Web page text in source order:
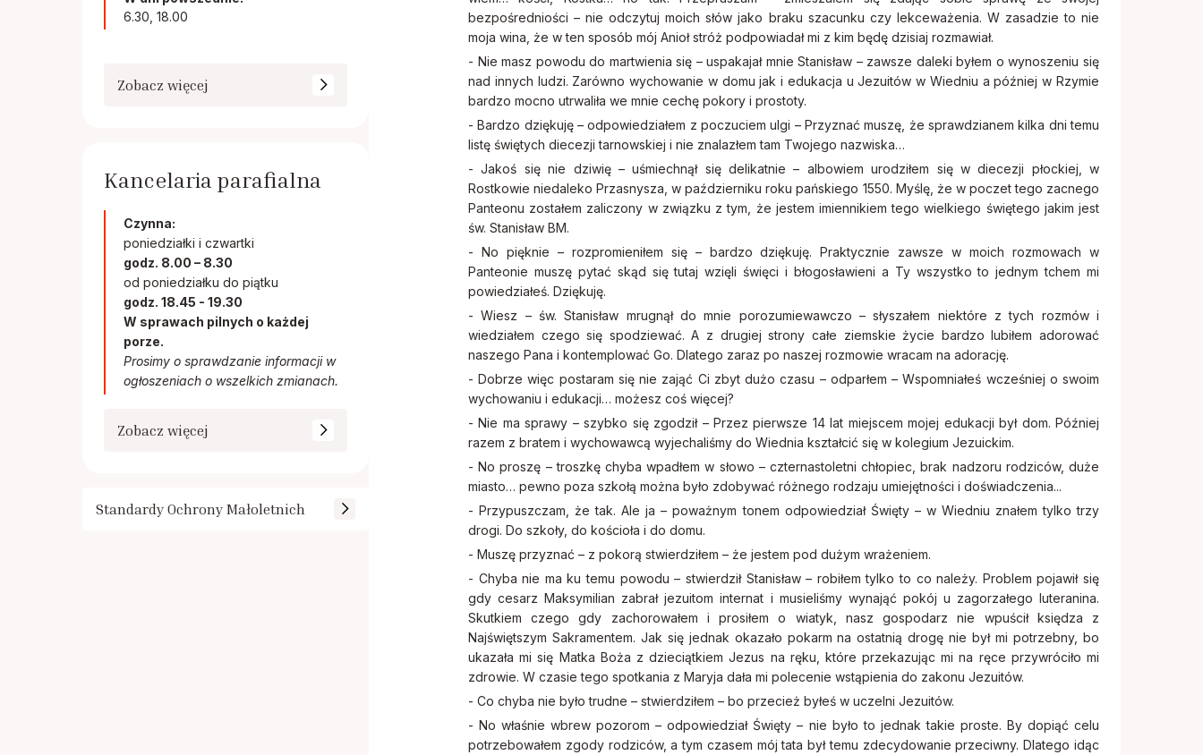
6.30, 18.00
Zobacz więcej
Kancelaria parafialna
Czynna:
poniedziałki i czwartki
godz. 8.00 – 8.30
od poniedziałku do piątku
godz. 18.45 - 19.30
W sprawach pilnych o każdej
porze.
Prosimy o sprawdzanie informacji w
ogłoszeniach o wszelkich zmianach.
Zobacz więcej
Standardy Ochrony Małoletnich
bezpośredniości – nie odczytuj moich słów jako braku szacunku czy lekceważenia. W zasadzie to nie
moja wina, że w ten sposób mój Anioł stróż podpowiadał mi z kim będę dzisiaj rozmawiał.
- Nie masz powodu do martwienia się – uspakajał mnie Stanisław – zawsze daleki byłem o wynoszeniu się
nad innych ludzi. Zarówno wychowanie w domu jak i edukacja u Jezuitów w Wiedniu a później w Rzymie
bardzo mocno utrwaliła we mnie cechę pokory i prostoty.
- Bardzo dziękuję – odpowiedziałem z poczuciem ulgi – Przyznać muszę, że sprawdzianem kilka dni temu
listę świętych diecezji tarnowskiej i nie znalazłem tam Twojego nazwiska…
- Jakoś się nie dziwię – uśmiechnął się delikatnie – albowiem urodziłem się w diecezji płockiej, w
Rostkowie niedaleko Przasnysza, w październiku roku pańskiego 1550. Myślę, że w poczet tego zacnego
Panteonu zostałem zaliczony w związku z tym, że jestem imiennikiem tego wielkiego świętego jakim jest
św. Stanisław BM.
- No pięknie – rozpromieniłem się – bardzo dziękuję. Praktycznie zawsze w moich rozmowach w
Panteonie muszę pytać skąd się tutaj wzięli święci i błogosławieni a Ty wszystko to jednym tchem mi
powiedziałeś. Dziękuję.
- Wiesz – św. Stanisław mrugnął do mnie porozumiewawczo – słyszałem niektóre z tych rozmów i
wiedziałem czego się spodziewać. A z drugiej strony całe ziemskie życie bardzo lubiłem adorować
naszego Pana i kontemplować Go. Dlatego zaraz po naszej rozmowie wracam na adorację.
- Dobrze więc postaram się nie zająć Ci zbyt dużo czasu – odparłem – Wspomniałeś wcześniej o swoim
wychowaniu i edukacji… możesz coś więcej?
- Nie ma sprawy – szybko się zgodził – Przez pierwsze 14 lat miejscem mojej edukacji był dom. Później
razem z bratem i wychowawcą wyjechaliśmy do Wiednia kształcić się w kolegium Jezuickim.
- No proszę – troszkę chyba wpadłem w słowo – czternastoletni chłopiec, brak nadzoru rodziców, duże
miasto… pewno poza szkołą można było zdobywać różnego rodzaju umiejętności i doświadczenia...
- Przypuszczam, że tak. Ale ja – poważnym tonem odpowiedział Święty – w Wiedniu znałem tylko trzy
drogi. Do szkoły, do kościoła i do domu.
- Muszę przyznać – z pokorą stwierdziłem – że jestem pod dużym wrażeniem.
- Chyba nie ma ku temu powodu – stwierdził Stanisław – robiłem tylko to co należy. Problem pojawił się
gdy cesarz Maksymilian zabrał jezuitom internat i musieliśmy wynająć pokój u zagorzałego luteranina.
Skutkiem czego gdy zachorowałem i prosiłem o wiatyk, nasz gospodarz nie wpuścił księdza z
Najświętszym Sakramentem. Jak się jednak okazało pokarm na ostatnią drogę nie był mi potrzebny, bo
ukazała mi się Matka Boża z dzieciątkiem Jezus na ręku, które przekazując mi na ręce przywróciło mi
zdrowie. W czasie tego spotkania z Maryja dała mi polecenie wstąpienia do zakonu Jezuitów.
- Co chyba nie było trudne – stwierdziłem – bo przecież byłeś w uczelni Jezuitów.
- No właśnie wbrew pozorom – odpowiedział Święty – nie było to jednak takie proste. By dopiąć celu
potrzebowałem zgody rodziców, a tym czasem mój tata był temu zdecydowanie przeciwny. Dlatego idąc